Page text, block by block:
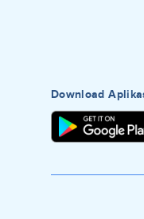
Download